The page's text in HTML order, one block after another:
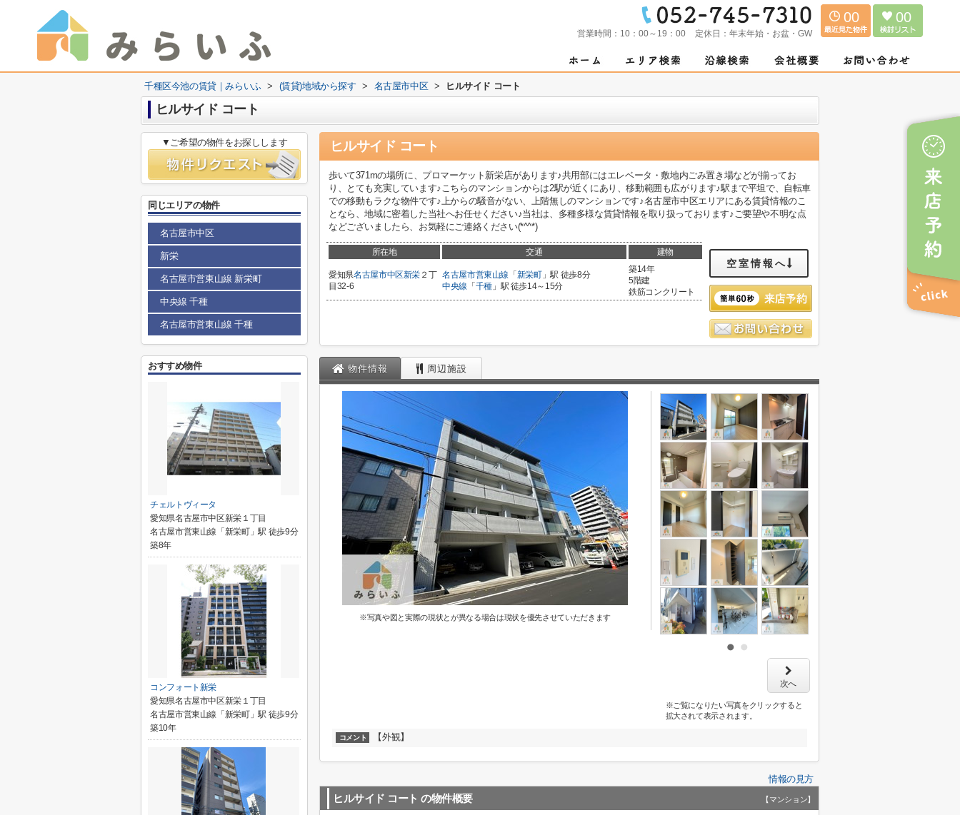
営業時間： 10：00～19：00 定休日： 年末年始・お盆・GW
00 00
千種区今池の賃貸｜みらいふ > (賃貸)地域から探す > 名古屋市中区 > ヒルサイド コート
ヒルサイド コート
ヒルサイド コート
歩いて371mの場所に、プロマーケット新栄店があります♪共用部にはエレベータ・敷地内ごみ置き場などが揃ってお
り、とても充実しています♪こちらのマンションからは2駅が近くにあり、移動範囲も広がります♪駅まで平坦で、自転車
での移動もラクな物件です♪上からの騒音がない、上階無しのマンションです♪名古屋市中区エリアにある賃貸情報のこ
となら、地域に密着した当社へお任せください♪当社は、多種多様な賃貸情報を取り扱っております♪ご要望や不明な点
などございましたら、お気軽にご連絡ください(*^^*)
所在地 交通 建物
愛知県名古屋市中区新栄 ２丁
目32-6
名古屋市営東山線 「 新栄町」駅 徒歩8分
中央線 「 千種」駅 徒歩14～15分
築14年
5階建
鉄筋コンクリート
空室情報へ
物件情報 周辺施設
※写真や図と実際の現状とが異なる場合は現状を優先させていただきます
次へ
※ご覧になりたい写真をクリックすると
拡大されて表示されます。
コメント 【外観】
情報の見方
ヒルサイド コート の物件概要 【マンション】
▼ご希望の物件をお探しします
同じエリアの物件
名古屋市中区
新栄
名古屋市営東山線 新栄町
中央線 千種
名古屋市営東山線 千種
おすすめ物件
チェルトヴィータ
愛知県名古屋市中区新栄１丁目
名古屋市営東山線「新栄町」駅 徒歩9分
築8年
コンフォート新栄
愛知県名古屋市中区新栄１丁目
名古屋市営東山線「新栄町」駅 徒歩9分
築10年